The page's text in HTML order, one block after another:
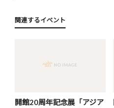
関連するイベント
開館20周年記念展「アジア